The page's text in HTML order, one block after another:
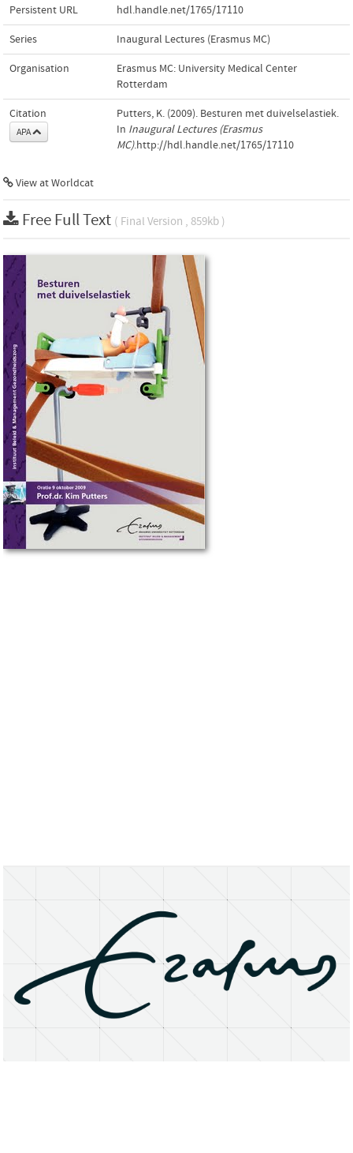
Persistent URL hdl.handle.net/1765/17110
Series Inaugural Lectures (Erasmus MC)
Organisation
Erasmus MC: University Medical Center
Rotterdam
Citation
APA
Putters, K. (2009). Besturen met duivelselastiek.
In Inaugural Lectures (Erasmus
MC).http://hdl.handle.net/1765/17110
View at Worldcat
Free Full Text ( Final Version , 859kb )